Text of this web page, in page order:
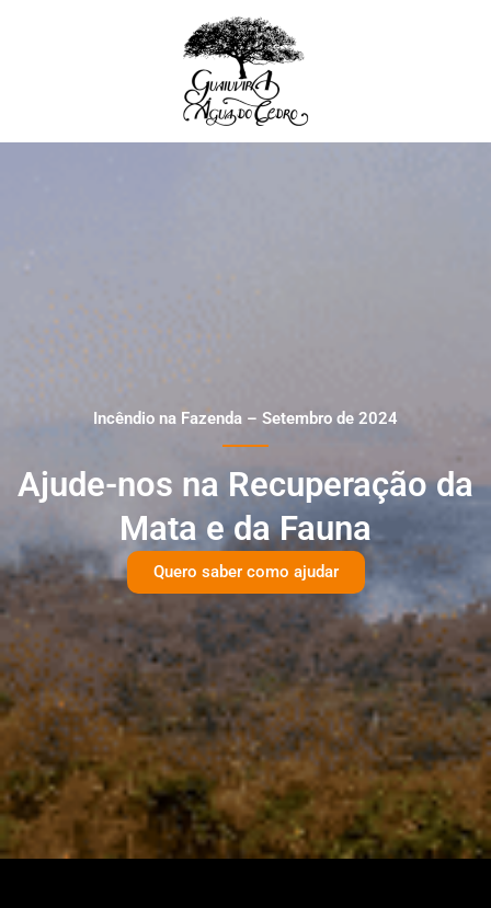
Incêndio na Fazenda – Setembro de 2024
Ajude-nos na Recuperação da
Mata e da Fauna
Quero saber como ajudar